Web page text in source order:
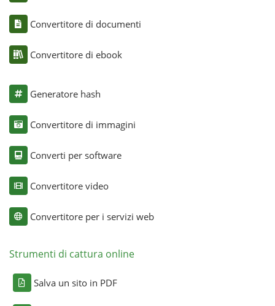
Convertitore di documenti
Convertitore di ebook
Generatore hash
Convertitore di immagini
Converti per software
Convertitore video
Convertitore per i servizi web
Strumenti di cattura online
Salva un sito in PDF